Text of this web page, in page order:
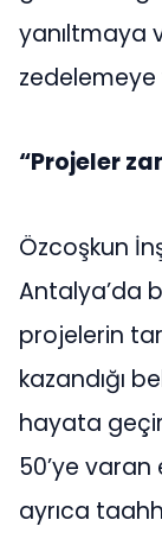
yanıltmaya
zedelemeye
“Projeler
Özcoşkun
Antalya’da
projelerin
kazandığı
hayata
50’ye varan
ayrıca